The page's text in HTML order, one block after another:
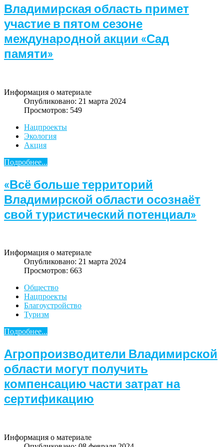
Владимирская область примет
участие в пятом сезоне
международной акции «Сад
памяти»
Информация о материале
Опубликовано: 21 марта 2024
Просмотров: 549
Нацпроекты
Экология
Акция
Подробнее...
«Всё больше территорий
Владимирской области осознаёт
свой туристический потенциал»
Информация о материале
Опубликовано: 21 марта 2024
Просмотров: 663
Общество
Нацпроекты
Благоустройство
Туризм
Подробнее...
Агропроизводители Владимирской
области могут получить
компенсацию части затрат на
сертификацию
Информация о материале